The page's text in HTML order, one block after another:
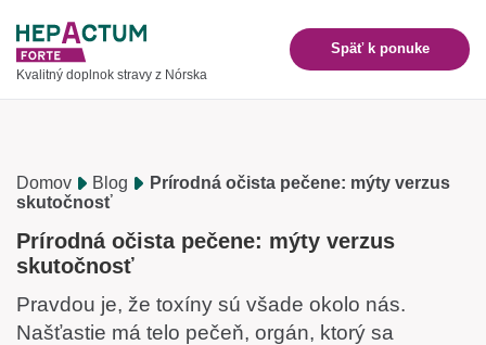
Kvalitný doplnok stravy z Nórska
Späť k ponuke
Domov Blog
Prírodná očista pečene: mýty verzus
skutočnosť
Prírodná očista pečene: mýty verzus
skutočnosť
Pravdou je, že toxíny sú všade okolo nás.
Našťastie má telo pečeň, orgán, ktorý sa